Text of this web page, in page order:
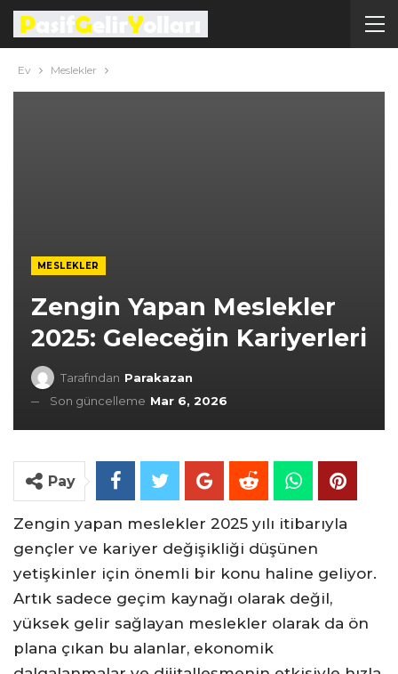
Ev Meslekler
MESLEKLER
Zengin Yapan Meslekler
2025: Geleceğin Kariyerleri
Tarafından Parakazan
Son güncelleme Mar 6, 2026
Pay
Zengin yapan meslekler 2025 yılı itibarıyla
gençler ve kariyer değişikliği düşünen
yetişkinler için önemli bir konu haline geliyor.
Artık sadece geçim kaynağı olarak değil,
yüksek gelir sağlayan meslekler olarak da ön
plana çıkan bu alanlar, ekonomik